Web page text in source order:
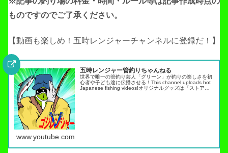
ものですのでご了承ください。
【動画も楽しめ！五時レンジャーチャンネルに登録だ！】
五時レンジャー管釣りちゃんねる
世界で唯一の管釣り芸人「グリーン」が釣りの楽しさを初
心者や子ども達に伝播させる！This channel uploads hot
Japanese fishing videos!オリジナルグッズは「ストア」
www.youtube.com